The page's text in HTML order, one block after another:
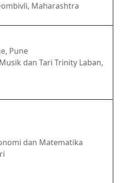
Maharashtra
Pune
dan Tari Trinity Laban,
dan Matematika